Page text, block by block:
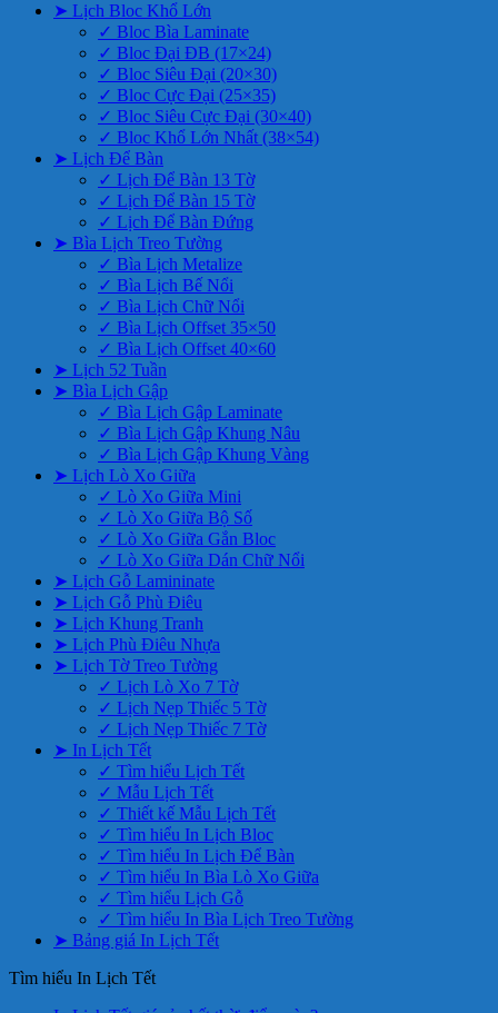
➤ Lịch Bloc Khổ Lớn
✓ Bloc Bìa Laminate
✓ Bloc Đại ĐB (17×24)
✓ Bloc Siêu Đại (20×30)
✓ Bloc Cực Đại (25×35)
✓ Bloc Siêu Cực Đại (30×40)
✓ Bloc Khổ Lớn Nhất (38×54)
➤ Lịch Để Bàn
✓ Lịch Để Bàn 13 Tờ
✓ Lịch Để Bàn 15 Tờ
✓ Lịch Để Bàn Đứng
➤ Bìa Lịch Treo Tường
✓ Bìa Lịch Metalize
✓ Bìa Lịch Bế Nổi
✓ Bìa Lịch Chữ Nổi
✓ Bìa Lịch Offset 35×50
✓ Bìa Lịch Offset 40×60
➤ Lịch 52 Tuần
➤ Bìa Lịch Gập
✓ Bìa Lịch Gập Laminate
✓ Bìa Lịch Gập Khung Nâu
✓ Bìa Lịch Gập Khung Vàng
➤ Lịch Lò Xo Giữa
✓ Lò Xo Giữa Mini
✓ Lò Xo Giữa Bộ Số
✓ Lò Xo Giữa Gắn Bloc
✓ Lò Xo Giữa Dán Chữ Nổi
➤ Lịch Gỗ Lamininate
➤ Lịch Gỗ Phù Điêu
➤ Lịch Khung Tranh
➤ Lịch Phù Điêu Nhựa
➤ Lịch Tờ Treo Tường
✓ Lịch Lò Xo 7 Tờ
✓ Lịch Nẹp Thiếc 5 Tờ
✓ Lịch Nẹp Thiếc 7 Tờ
➤ In Lịch Tết
✓ Tìm hiểu Lịch Tết
✓ Mẫu Lịch Tết
✓ Thiết kế Mẫu Lịch Tết
✓ Tìm hiểu In Lịch Bloc
✓ Tìm hiểu In Lịch Để Bàn
✓ Tìm hiểu In Bìa Lò Xo Giữa
✓ Tìm hiểu Lịch Gỗ
✓ Tìm hiểu In Bìa Lịch Treo Tường
➤ Bảng giá In Lịch Tết
Tìm hiểu In Lịch Tết